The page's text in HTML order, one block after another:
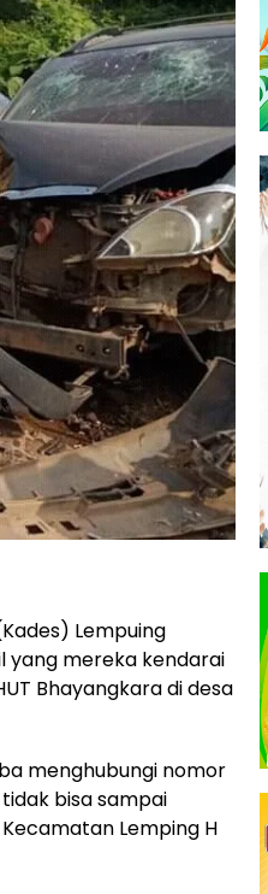
Lempuing
yang mereka kendarai
Bhayangkara di desa
menghubungi nomor
bisa sampai
Lemping H